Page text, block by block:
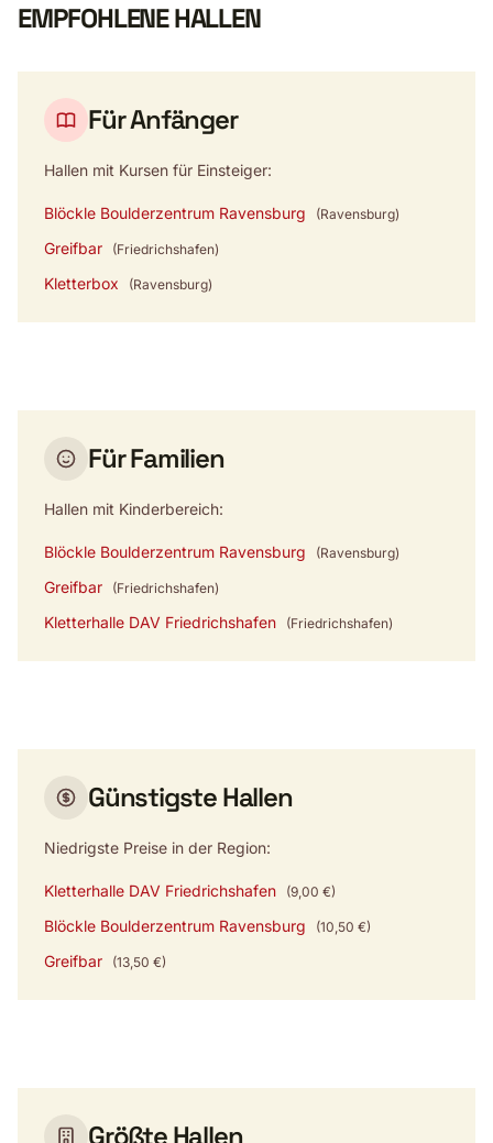
EMPFOHLENE HALLEN
Für Anfänger
Hallen mit Kursen für Einsteiger:
Blöckle Boulderzentrum Ravensburg (Ravensburg)
Greifbar (Friedrichshafen)
Kletterbox (Ravensburg)
Für Familien
Hallen mit Kinderbereich:
Blöckle Boulderzentrum Ravensburg (Ravensburg)
Greifbar (Friedrichshafen)
Kletterhalle DAV Friedrichshafen (Friedrichshafen)
Günstigste Hallen
Niedrigste Preise in der Region:
Kletterhalle DAV Friedrichshafen (9,00 €)
Blöckle Boulderzentrum Ravensburg (10,50 €)
Greifbar (13,50 €)
Größte Hallen